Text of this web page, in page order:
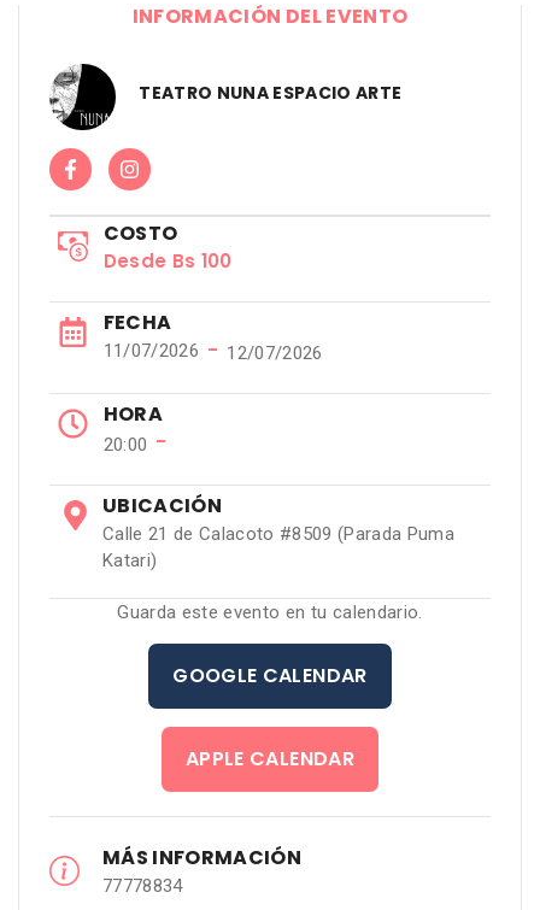
INFORMACIÓN DEL EVENTO
TEATRO NUNA ESPACIO ARTE
COSTO
Desde Bs 100
FECHA
11/07/2026 − 12/07/2026
HORA
20:00 −
UBICACIÓN
Calle 21 de Calacoto #8509 (Parada Puma
Katari)
Guarda este evento en tu calendario.
GOOGLE CALENDAR
APPLE CALENDAR
MÁS INFORMACIÓN
77778834